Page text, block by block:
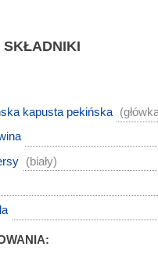
kapusta pekińska
(biały)